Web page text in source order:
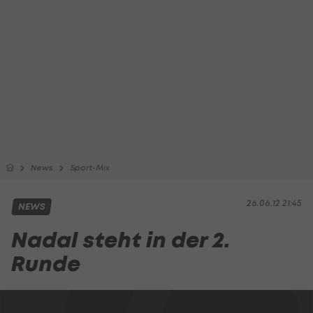
News Sport-Mix
26.06.12 21:45
NEWS
Nadal steht in der 2.
Runde